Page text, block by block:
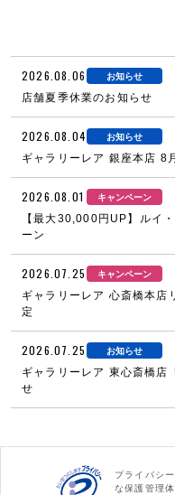
2026.08.06 お知らせ
店舗夏季休業のお知らせ
2026.08.04 お知らせ
ギャラリーレア 銀座本店 8
2026.08.01 キャンペーン
【最大30,000円UP】ルイ
ーン
2026.07.25 キャンペーン
ギャラリーレア 心斎橋本店
定
2026.07.25 お知らせ
ギャラリーレア 東心斎橋店
せ
プライバシ
な保護管理